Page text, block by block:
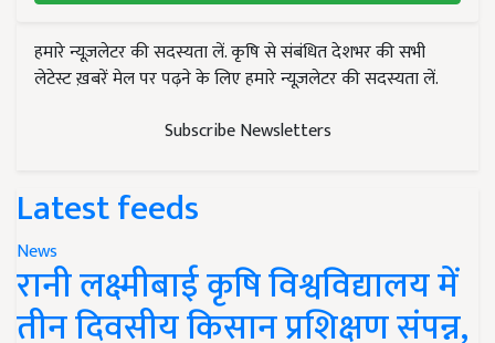
हमारे न्यूज़लेटर की सदस्यता लें. कृषि से संबंधित देशभर की सभी
लेटेस्ट ख़बरें मेल पर पढ़ने के लिए हमारे न्यूज़लेटर की सदस्यता लें.
Subscribe Newsletters
Latest feeds
News
रानी लक्ष्मीबाई कृषि विश्वविद्यालय में
तीन दिवसीय किसान प्रशिक्षण संपन्न,